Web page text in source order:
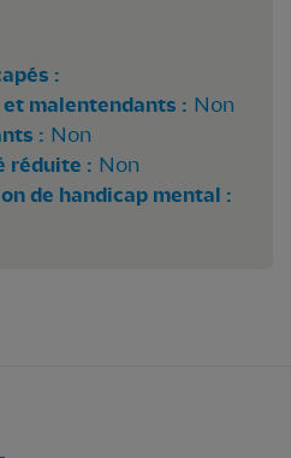
:
malentendants : Non
: Non
réduite : Non
de handicap mental :